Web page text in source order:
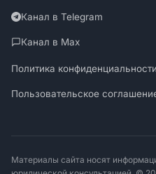
Канал в Telegram
Канал в Max
Политика конфиденциальности
Пользовательское
Материалы сайта носят